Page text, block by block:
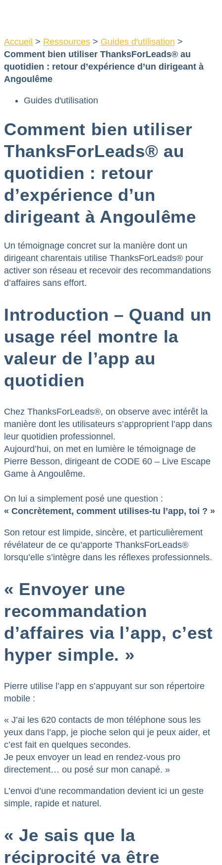
Accueil > Ressources > Guides d'utilisation >
Comment bien utiliser ThanksForLeads® au
quotidien : retour d’expérience d’un dirigeant à
Angoulême
Guides d'utilisation
Comment bien utiliser
ThanksForLeads® au
quotidien : retour
d’expérience d’un
dirigeant à Angoulême
Un témoignage concret sur la manière dont un
dirigeant charentais utilise ThanksForLeads® pour
activer son réseau et recevoir des recommandations
d’affaires sans effort.
Introduction – Quand un
usage réel montre la
valeur de l’app au
quotidien
Chez ThanksForLeads®, on observe avec intérêt la
manière dont les utilisateurs s’approprient l’app dans
leur quotidien professionnel.
Aujourd’hui, on met en lumière le témoignage de
Pierre Besson, dirigeant de CODE 60 – Live Escape
Game à Angoulême.
On lui a simplement posé une question :
« Concrètement, comment utilises-tu l’app, toi ? »
Son retour est limpide, sincère, et particulièrement
révélateur de ce qu’apporte ThanksForLeads®
lorsqu’elle s’intègre dans les réflexes professionnels.
« Envoyer une
recommandation
d’affaires via l’app, c’est
hyper simple. »
Pierre utilise l’app en s’appuyant sur son répertoire
mobile :
« J’ai les 620 contacts de mon téléphone sous les
yeux dans l’app, je pioche selon qui je peux aider, et
c’est fait en quelques secondes.
Je peux envoyer un lead en rendez-vous pro
directement… ou posé sur mon canapé. »
L’envoi d’une recommandation devient ici un geste
simple, rapide et naturel.
« Je sais que la
réciprocité va être